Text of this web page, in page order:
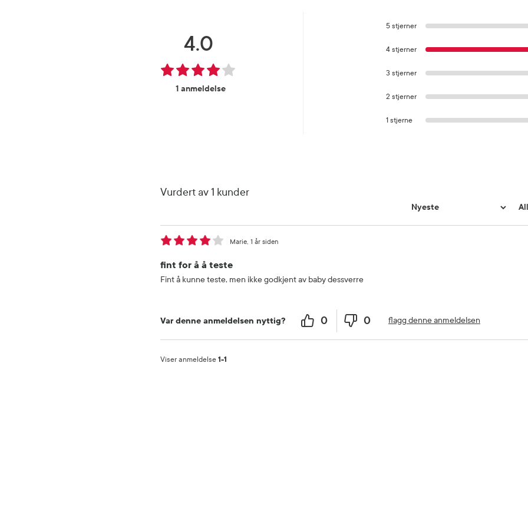
4.0
1 anmeldelse
5 stjerner
4 stjerner
3 stjerner
2 stjerner
1 stjerne
Vurdert av 1 kunder
fint for å å teste
1 år siden
Marie
Fint å kunne teste, men ikke godkjent av baby dessverre
Var denne anmeldelsen nyttig? 0 0 flagg denne anmeldelsen
Viser anmeldelse 1-1